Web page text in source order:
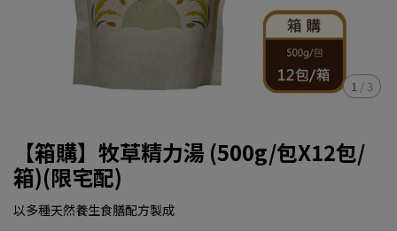
1 / 3
【箱購】牧草精力湯 (500g/包X12包/
箱)(限宅配)
以多種天然養生食膳配方製成